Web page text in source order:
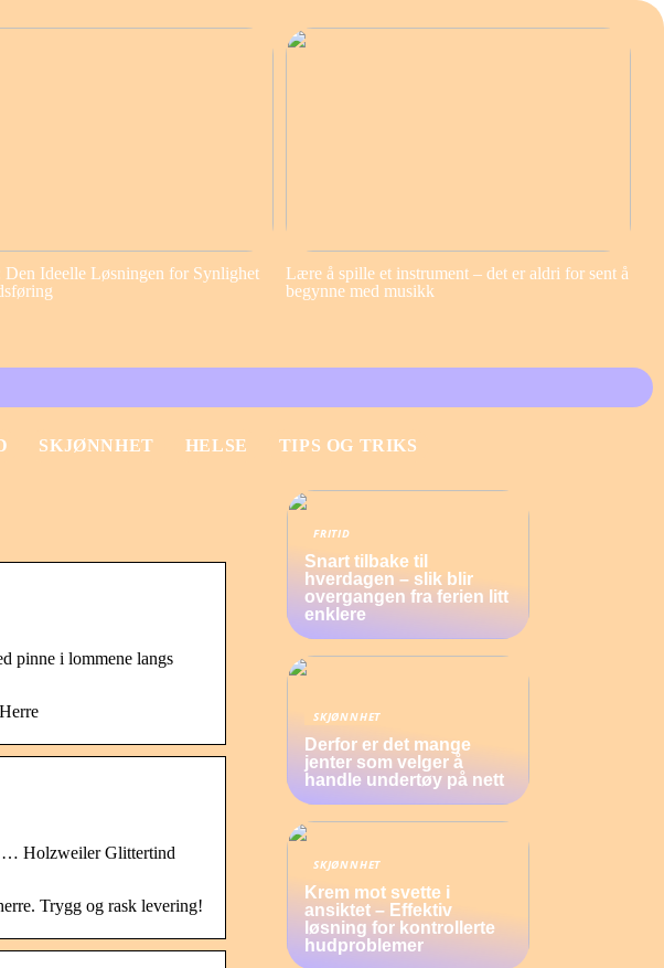
Den Ideelle Løsningen for Synlighet
Lære å spille et instrument – det er aldri for sent å
begynne med musikk
SKJØNNHET HELSE TIPS OG TRIKS
pinne i lommene langs
… Holzweiler Glittertind
Trygg og rask levering!
FRITID
Snart tilbake til
hverdagen – slik blir
overgangen fra ferien litt
enklere
SKJØNNHET
Derfor er det mange
jenter som velger å
handle undertøy på nett
SKJØNNHET
Krem mot svette i
ansiktet – Effektiv
løsning for kontrollerte
hudproblemer